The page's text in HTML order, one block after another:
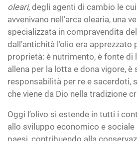
oleari, degli agenti di cambio le
avvenivano nell’arca olearia, una
specializzata in compravendita
dall’antichità l’olio era
proprietà: è nutrimento, è fonte di
allena per la lotta e dona vigore, è
responsabilità per re e sacerdoti,
che viene da Dio nella tradizione
Oggi l’olivo si estende in tutti i
allo sviluppo economico e
paesi, contribuendo alla